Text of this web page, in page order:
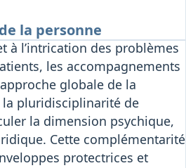
la personne
à l’intrication des problèmes
les accompagnements
globale de la
pluridisciplinarité de
la dimension psychique,
Cette complémentarité
protectrices et